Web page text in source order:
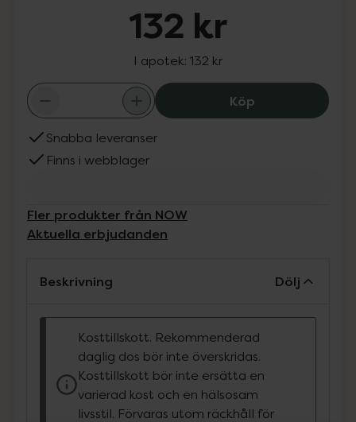
132 kr
I apotek: 132 kr
KöpNOW
Snabba leveranser
Finns i webblager
Fler produkter från NOW
Aktuella erbjudanden
Beskrivning Dölj
Kosttillskott. Rekommenderad
daglig dos bör inte överskridas.
Kosttillskott bör inte ersätta en
varierad kost och en hälsosam
livsstil. Förvaras utom räckhåll för